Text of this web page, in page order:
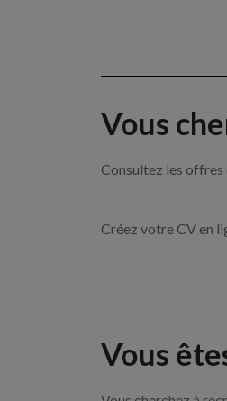
Vous
Consultez les offres
Créez votre CV en
Vous